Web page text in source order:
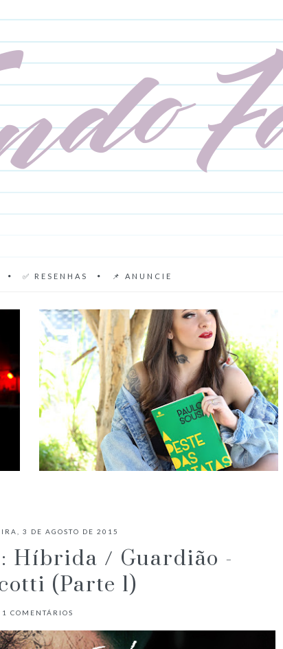
✅ RESENHAS 📌 ANUNCIE
- PAULO SOUSA
3 DE AGOSTO DE 2015
Híbrida / Guardião -
(Parte 1)
1 COMENTÁRIOS